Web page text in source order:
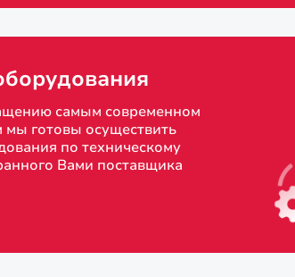
самым современном
готовы осуществить
по техническому
Вами поставщика